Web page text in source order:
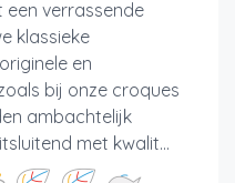
verrassende
klassieke
en
bij onze croques
ambachtelijk
met kwalit...